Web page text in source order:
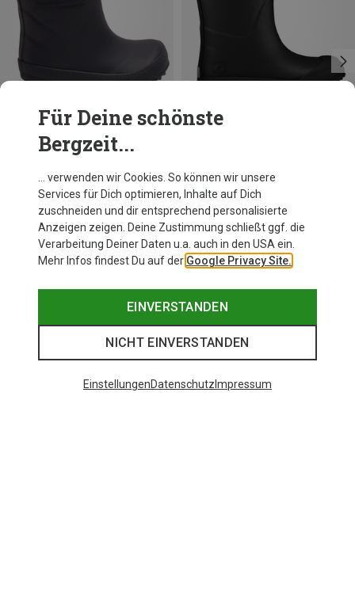
Du sparst 18%
Für Deine schönste
Bergzeit...
… verwenden wir Cookies. So können wir unsere
Services für Dich optimieren, Inhalte auf Dich
zuschneiden und dir entsprechend personalisierte
Anzeigen zeigen. Deine Zustimmung schließt ggf. die
Verarbeitung Deiner Daten u.a. auch in den USA ein.
Mehr Infos findest Du auf der Google Privacy Site.
EINVERSTANDEN
NICHT EINVERSTANDEN
EinstellungenDatenschutz Impressum